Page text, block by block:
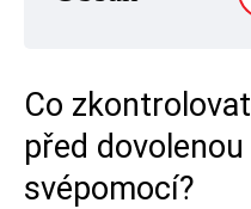
Co zkontrolovat
před dovolenou
svépomocí?